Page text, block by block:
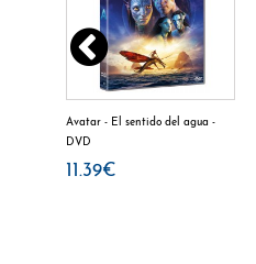
Avatar - El sentido del agua -
DVD
11.39€